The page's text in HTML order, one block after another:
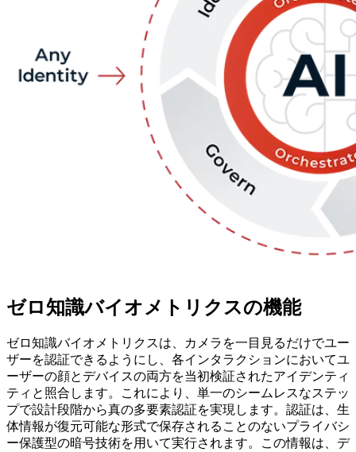
ゼロ知識バイオメトリクスの機能
ゼロ知識バイオメトリクスは、カメラを一目見るだけでユー
ザーを認証できるようにし、各インタラクションにおいてユ
ーザーの顔とデバイスの両方を当初検証されたアイデンティ
ティと照合します。これにより、単一のシームレスなステッ
プで設計段階から真の多要素認証を実現します。認証は、生
体情報が復元可能な形式で保存されることのないプライバシ
ー保護型の暗号技術を用いて実行されます。この情報は、デ